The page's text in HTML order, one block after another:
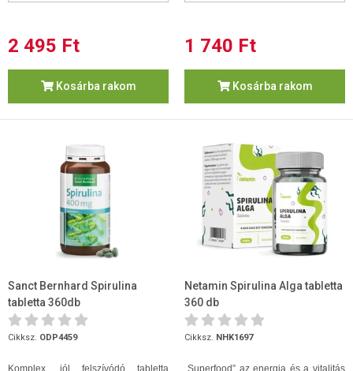
2 495 Ft
Kosárba rakom
1 740 Ft
Kosárba rakom
Sanct Bernhard Spirulina
tabletta 360db
Cikksz. ODP4459
Komplex, jól felszívódó tabletta
Netamin Spirulina Alga tabletta
360 db
Cikksz. NHK1697
„Superfood” az energia és a vitalitás